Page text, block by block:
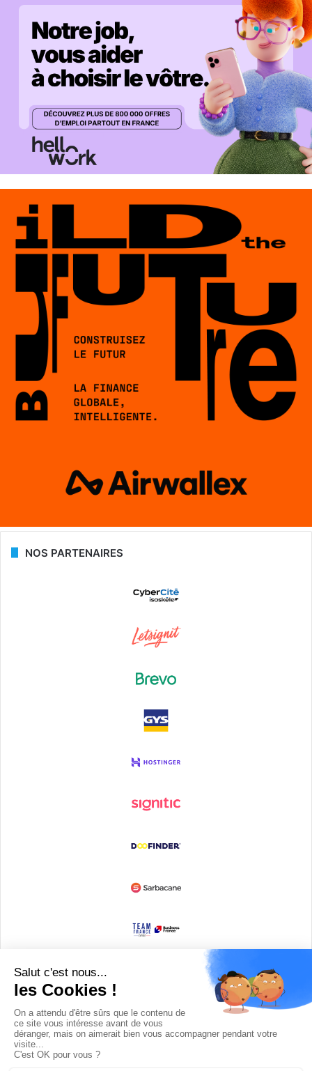
NOS PARTENAIRES
Devenir partenaire